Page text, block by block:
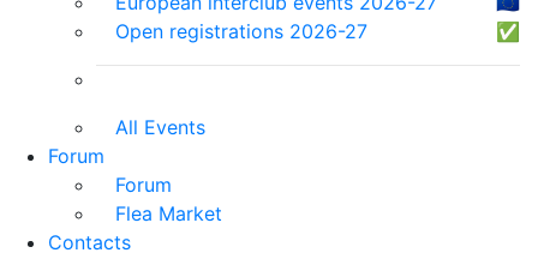
Open registrations 2026-27
✅
All Events
Forum
Forum
Flea Market
Contacts